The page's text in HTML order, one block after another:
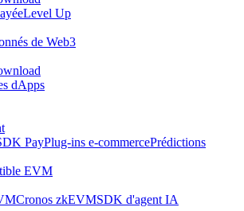
Level Up
de Web3
dApps
PayPlug-ins e-commercePrédictions
EVM
Cronos zkEVMSDK d'agent IA